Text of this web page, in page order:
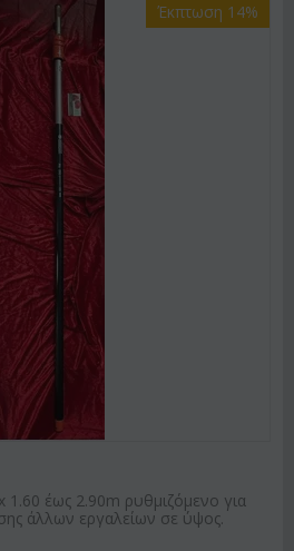
Έκπτωση 14%
1.60 έως 2.90m ρυθμιζόμενο για
άλλων εργαλείων σε ύψος.